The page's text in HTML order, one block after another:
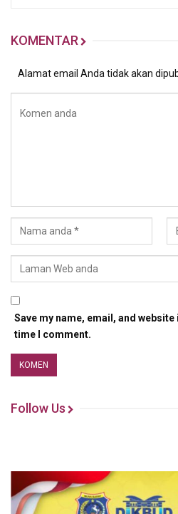
KOMENTAR
Alamat email Anda tidak akan
Save my name, email, and
time I comment.
Follow Us